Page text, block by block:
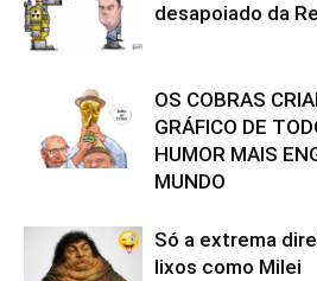
desapoiado da
OS COBRAS
GRÁFICO DE
HUMOR MAIS
MUNDO
Só a extrema
lixos como Milei